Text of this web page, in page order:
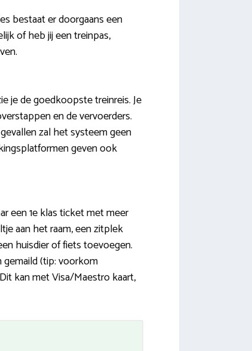
bestaat er doorgaans een
of heb jij een treinpas,
je de goedkoopste treinreis. Je
en de vervoerders.
zal het systeem geen
geven ook
een 1e klas ticket met meer
aan het raam, een zitplek
huisdier of fiets toevoegen.
gemaild (tip: voorkom
kan met Visa/Maestro kaart,